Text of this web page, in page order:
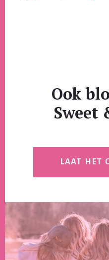
Ook
Sweet
LAAT HET